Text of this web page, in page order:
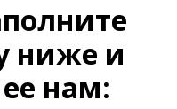
ниже и
нам: